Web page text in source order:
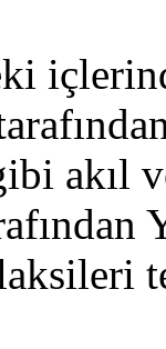
akıl